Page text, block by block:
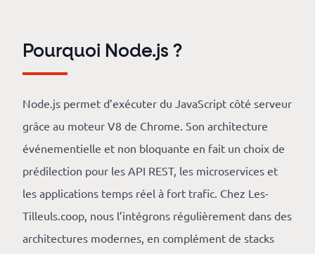
clients
La
coopérative
On
recrute
Simulateur
de
Pourquoi Node.js ?
Node.js permet d’exécuter du JavaScript côté serveur
grâce au moteur V8 de Chrome. Son architecture
événementielle et non bloquante en fait un choix de
prédilection pour les API REST, les microservices et
les applications temps réel à fort trafic. Chez Les-
Tilleuls.coop, nous l’intégrons régulièrement dans des
architectures modernes, en complément de stacks